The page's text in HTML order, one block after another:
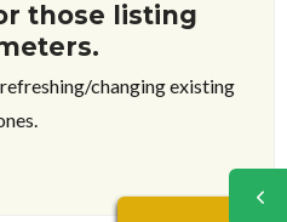
those listing
changing existing